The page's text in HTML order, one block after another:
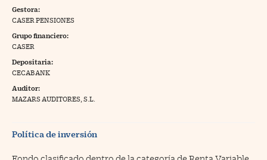
Pyme
a Cinco Días
Gestora:
CASER PENSIONES
Grupo financiero:
CASER
Depositaria:
CECABANK
Auditor:
MAZARS AUDITORES, S.L.
Política de inversión